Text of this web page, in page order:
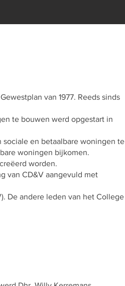
van 1977. Reeds sinds
te bouwen werd opgestart in
sociale en betaalbare woningen te
woningen bijkomen.
worden.
van CD&V aangevuld met
De andere leden van het College